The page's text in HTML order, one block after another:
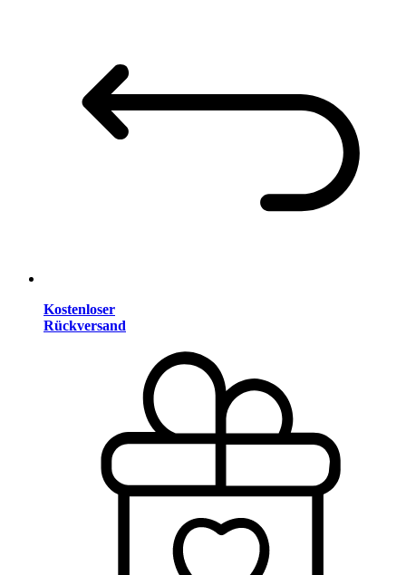
Kostenloser
Rückversand